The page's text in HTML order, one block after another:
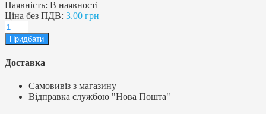
Наявність: В наявності
Ціна без ПДВ: 3.00 грн
Доставка
Самовивіз з магазину
Відправка службою "Нова Пошта"